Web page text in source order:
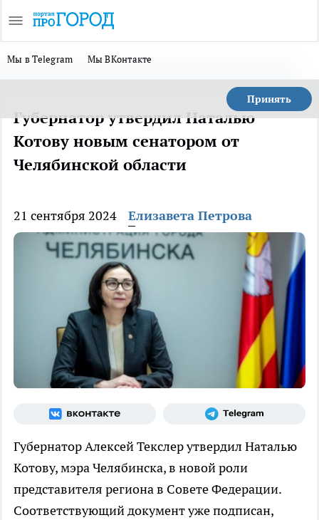
Мы в Telegram Мы ВКонтакте
Принять
Губернатор утвердил Наталью
Котову новым сенатором от
Челябинской области
21 сентября 2024 Елизавета Петрова
Губернатор Алексей Текслер утвердил Наталью
Котову, мэра Челябинска, в новой роли
представителя региона в Совете Федерации.
Соответствующий документ уже подписан,